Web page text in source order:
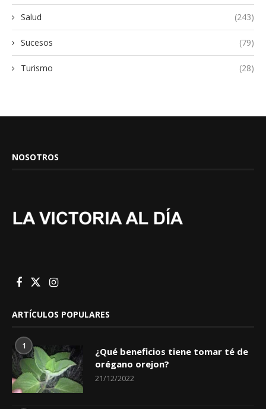
Salud (243)
Sucesos (79)
Turismo (28)
NOSOTROS
ARTÍCULOS POPULARES
1
¿Qué beneficios tiene tomar té de
orégano orejon?
21/12/2022